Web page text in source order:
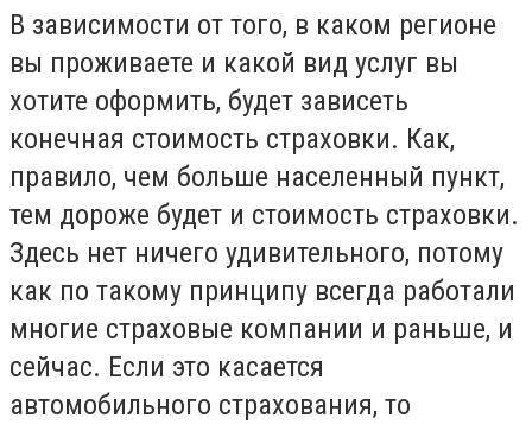
В зависимости от того, в каком регионе
вы проживаете и какой вид услуг вы
хотите оформить, будет зависеть
конечная стоимость страховки. Как,
правило, чем больше населенный пункт,
тем дороже будет и стоимость страховки.
Здесь нет ничего удивительного, потому
как по такому принципу всегда работали
многие страховые компании и раньше, и
сейчас. Если это касается
автомобильного страхования, то